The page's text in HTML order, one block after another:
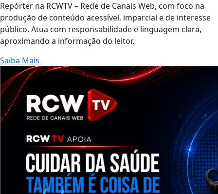
Repórter na RCWTV – Rede de Canais Web, com foco na
produção de conteúdo acessível, imparcial e de interesse
público. Atua com responsabilidade e linguagem clara,
aproximando a informação do leitor.
Saiba Mais